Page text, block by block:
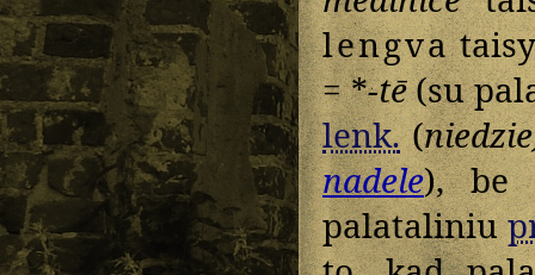
lengva
= *-tē(su
lenk.(
nadele),
palataliniu